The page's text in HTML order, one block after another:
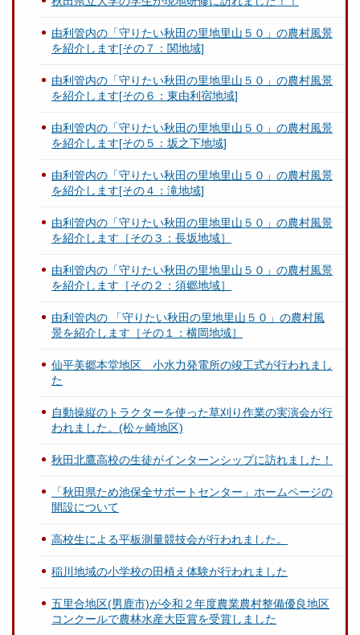
由利管内の「守りたい秋田の里地里山５０」の農村風景
を紹介します[その７：関地域]
由利管内の「守りたい秋田の里地里山５０」の農村風景
を紹介します[その６：東由利宿地域]
由利管内の「守りたい秋田の里地里山５０」の農村風景
を紹介します[その５：坂之下地域]
由利管内の「守りたい秋田の里地里山５０」の農村風景
を紹介します[その４：滝地域]
由利管内の「守りたい秋田の里地里山５０」の農村風景
を紹介します［その３：長坂地域］
由利管内の「守りたい秋田の里地里山５０」の農村風景
を紹介します［その２：須郷地域］
由利管内の 「守りたい秋田の里地里山５０」の農村風
景を紹介します［その１：横岡地域］
仙平美郷本堂地区 小水力発電所の竣工式が行われまし
た
自動操縦のトラクターを使った草刈り作業の実演会が行
われました。(松ヶ崎地区)
秋田北鷹高校の生徒がインターンシップに訪れました！
「秋田県ため池保全サポートセンター」ホームページの
開設について
高校生による平板測量競技会が行われました。
稲川地域の小学校の田植え体験が行われました
五里合地区(男鹿市)が令和２年度農業農村整備優良地区
コンクールで農林水産大臣賞を受賞しました